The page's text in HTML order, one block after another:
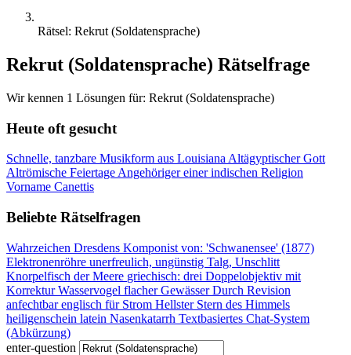
Rätsel: Rekrut (Soldatensprache)
Rekrut (Soldatensprache) Rätselfrage
Wir kennen 1 Lösungen für: Rekrut (Soldatensprache)
Heute oft gesucht
Schnelle, tanzbare Musikform aus Louisiana Altägyptischer Gott
Altrömische Feiertage Angehöriger einer indischen Religion
Vorname Canettis
Beliebte Rätselfragen
Wahrzeichen Dresdens Komponist von: 'Schwanensee' (1877)
Elektronenröhre unerfreulich, ungünstig Talg, Unschlitt
Knorpelfisch der Meere griechisch: drei Doppelobjektiv mit
KorrekturWasservogel flacher GewässerDurch Revision
anfechtbarenglisch für Strom Hellster Stern des Himmels
heiligenschein latein Nasenkatarrh Textbasiertes Chat-System
(Abkürzung)
enter-question